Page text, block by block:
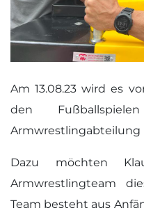
Am 13.08.23 wird es
den
Armwrestlingabteilung
Dazu möchten
Armwrestlingteam
Team besteht aus